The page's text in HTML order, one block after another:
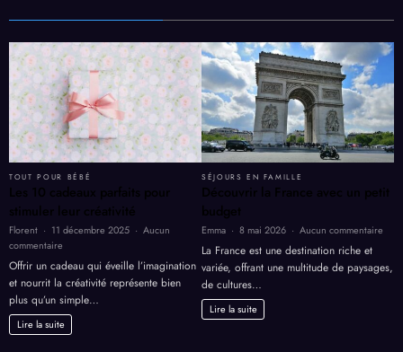
TOUT POUR BÉBÉ
Les 10 cadeaux parfaits pour
stimuler leur créativité
Florent 11 décembre 2025
Aucun
commentaire
Les
10
cadeaux
parfaits
Offrir un cadeau qui éveille l’imagination
et nourrit la créativité représente bien
plus qu’un simple…
SÉJOURS EN FAMILLE
Découvrir la France avec un petit
budget
Emma 8 mai 2026 Aucun commentaire
La France est une destination riche et
variée, offrant une multitude de paysages,
de cultures…